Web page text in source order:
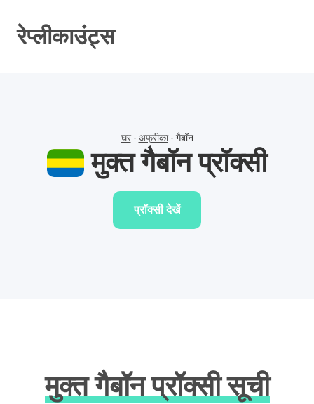
रेप्लीकाउंट्स
घर- अफ्रीका- गैबॉन
मुक्त गैबॉन प्रॉक्सी
प्रॉक्सी देखें
मुक्त गैबॉन प्रॉक्सी सूची